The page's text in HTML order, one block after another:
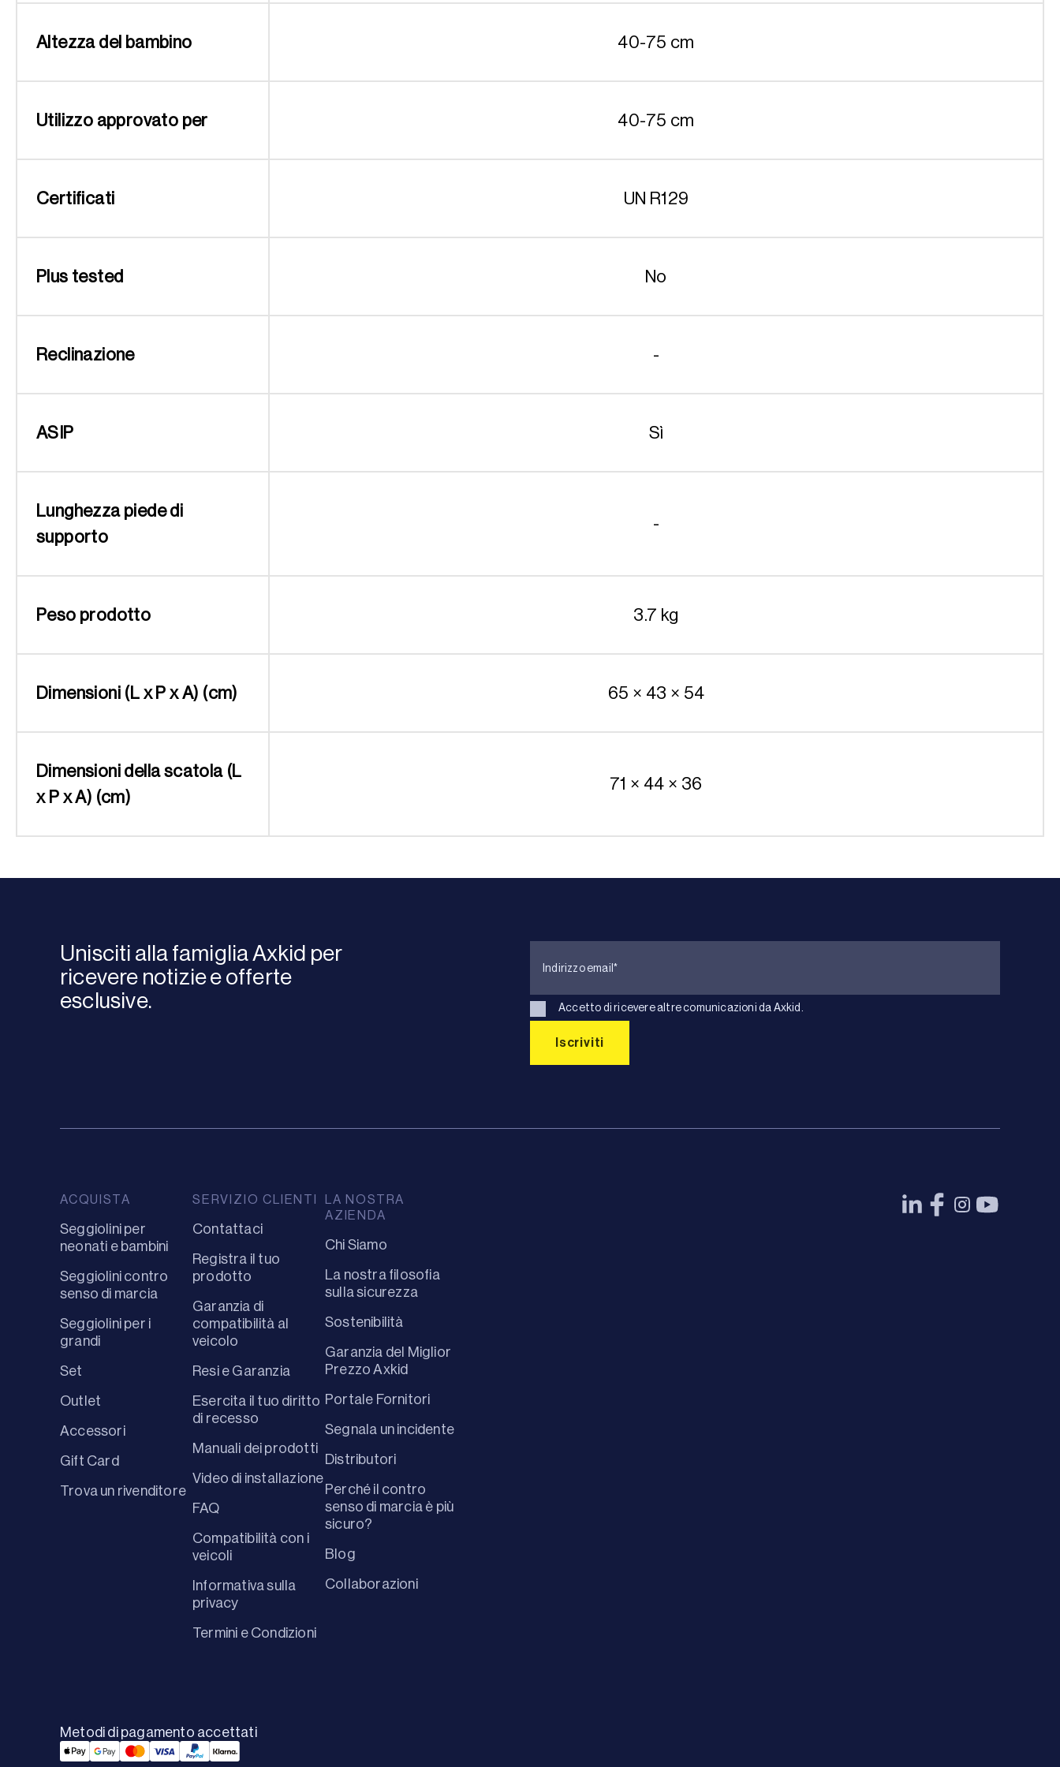
Altezza del bambino 40-75 cm
Utilizzo approvato per 40-75 cm
Certificati UN R129
Plus tested No
Reclinazione -
ASIP Sì
Lunghezza piede di
supporto
-
Peso prodotto 3.7 kg
Dimensioni (L x P x A) (cm) 65 × 43 × 54
Dimensioni della scatola (L
x P x A) (cm)
71 × 44 × 36
Unisciti alla famiglia Axkid per
ricevere notizie e offerte
esclusive.
Accetto di ricevere altre comunicazioni da Axkid.
ACQUISTA
Seggiolini per
neonati e bambini
Seggiolini contro
senso di marcia
Seggiolini per i
grandi
Set
Outlet
Accessori
Gift Card
Trova un rivenditore
SERVIZIO CLIENTI
Contattaci
Registra il tuo
prodotto
Garanzia di
compatibilità al
veicolo
Resi e Garanzia
Esercita il tuo diritto
di recesso
Manuali dei prodotti
Video di installazione
FAQ
Compatibilità con i
veicoli
Informativa sulla
privacy
Termini e Condizioni
LA NOSTRA
AZIENDA
Chi Siamo
La nostra filosofia
sulla sicurezza
Sostenibilità
Garanzia del Miglior
Prezzo Axkid
Portale Fornitori
Segnala un incidente
Distributori
Perché il contro
senso di marcia è più
sicuro?
Blog
Collaborazioni
Metodi di pagamento accettati
Applepay Payment
Googlepay Payment
Mastercard Payment
Visa Payment
Paypal Payment
Klarna Payment